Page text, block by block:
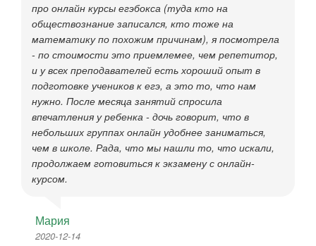
про онлайн курсы егэбокса (туда кто на
обществознание записался, кто тоже на
математику по похожим причинам), я посмотрела
- по стоимости это приемлемее, чем репетитор,
и у всех преподавателей есть хороший опыт в
подготовке учеников к егэ, а это то, что нам
нужно. После месяца занятий спросила
впечатления у ребенка - дочь говорит, что в
небольших группах онлайн удобнее заниматься,
чем в школе. Рада, что мы нашли то, что искали,
продолжаем готовиться к экзамену с онлайн-
курсом.
Мария
2020-12-14